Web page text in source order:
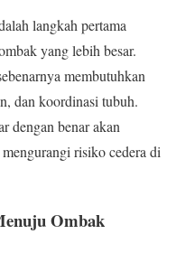
langkah pertama
yang lebih besar.
membutuhkan
dan koordinasi tubuh.
dengan benar akan
risiko cedera di
Ombak